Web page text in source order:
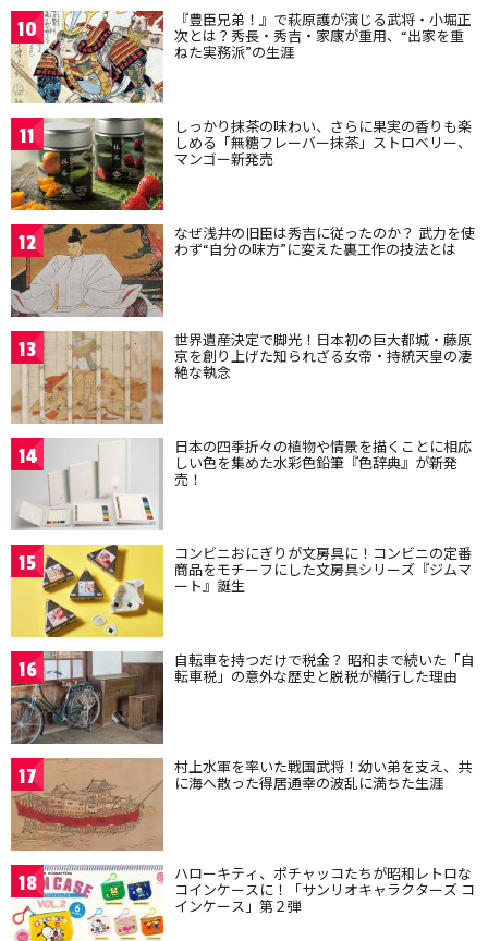
10 『豊臣兄弟！』で萩原護が演じる武将・小堀正
次とは？秀長・秀吉・家康が重用、“出家を重
ねた実務派”の生涯
11 しっかり抹茶の味わい、さらに果実の香りも楽
しめる「無糖フレーバー抹茶」ストロベリー、
マンゴー新発売
12 なぜ浅井の旧臣は秀吉に従ったのか？ 武力を使
わず“自分の味方”に変えた裏工作の技法とは
13 世界遺産決定で脚光！日本初の巨大都城・藤原
京を創り上げた知られざる女帝・持統天皇の凄
絶な執念
14 日本の四季折々の植物や情景を描くことに相応
しい色を集めた水彩色鉛筆『色辞典』が新発
売！
15 コンビニおにぎりが文房具に！コンビニの定番
商品をモチーフにした文房具シリーズ『ジムマ
ート』誕生
16 自転車を持つだけで税金？ 昭和まで続いた「自
転車税」の意外な歴史と脱税が横行した理由
17 村上水軍を率いた戦国武将！幼い弟を支え、共
に海へ散った得居通幸の波乱に満ちた生涯
18 ハローキティ、ポチャッコたちが昭和レトロな
コインケースに！「サンリオキャラクターズ コ
インケース」第２弾